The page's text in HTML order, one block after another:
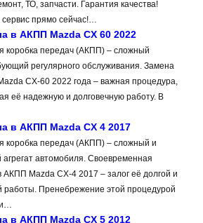
ТО, запчасти. Гарантия качества!
прямо сейчас!…
в АКПП Mazda CX 60 2022
коробка передач (АКПП) – сложный
регулярного обслуживания. Замена
CX-60 2022 года – важная процедура,
её надежную и долговечную работу. В
в АКПП Mazda CX 4 2017
коробка передач (АКПП) – сложный и
агрегат автомобиля. Своевременная
АКПП Mazda CX-4 2017 – залог её долгой и
работы. Пренебрежение этой процедурой
в АКПП Mazda CX 5 2012